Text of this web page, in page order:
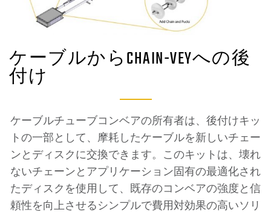
ケーブルからCHAIN-VEYへの後
付け
ケーブルチューブコンベアの所有者は、後付けキッ
トの一部として、摩耗したケーブルを新しいチェー
ンとディスクに交換できます。このキットは、壊れ
ないチェーンとアプリケーション固有の最適化され
たディスクを使用して、既存のコンベアの強度と信
頼性を向上させるシンプルで費用対効果の高いソリ